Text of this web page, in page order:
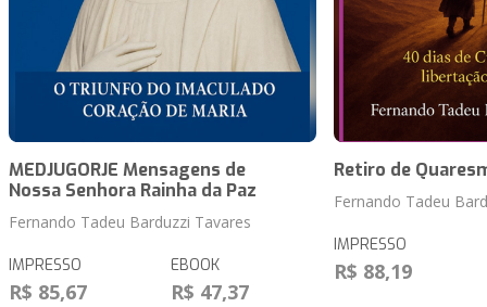
MEDJUGORJE Mensagens de
Nossa Senhora Rainha da Paz
Fernando Tadeu Barduzzi Tavares
IMPRESSO
R$ 85,67
EBOOK
R$ 47,37
Retiro de
Fernando Tadeu
IMPRESSO
R$ 88,19